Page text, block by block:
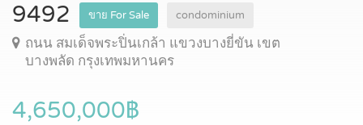
9492
ขาย For Sale condominium
ถนน สมเด็จพระปิ่นเกล้า แขวงบางยี่ขัน เขต
บางพลัด กรุงเทพมหานคร
4,650,000฿